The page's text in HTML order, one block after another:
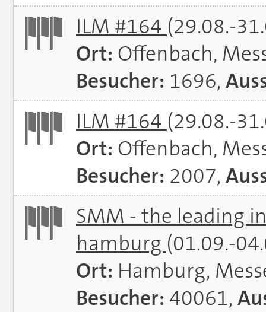
ILM #164 (29.08.-
Ort: Offenbach,
Besucher: 1696,
ILM #164 (29.08.-
Ort: Offenbach,
Besucher: 2007,
SMM - the leading
hamburg (01.09.-
Ort: Hamburg,
Besucher: 40061,